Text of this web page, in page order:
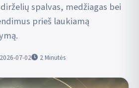
spalvas, medžiagas bei
prieš laukiamą
2026-07-02 2Minutės